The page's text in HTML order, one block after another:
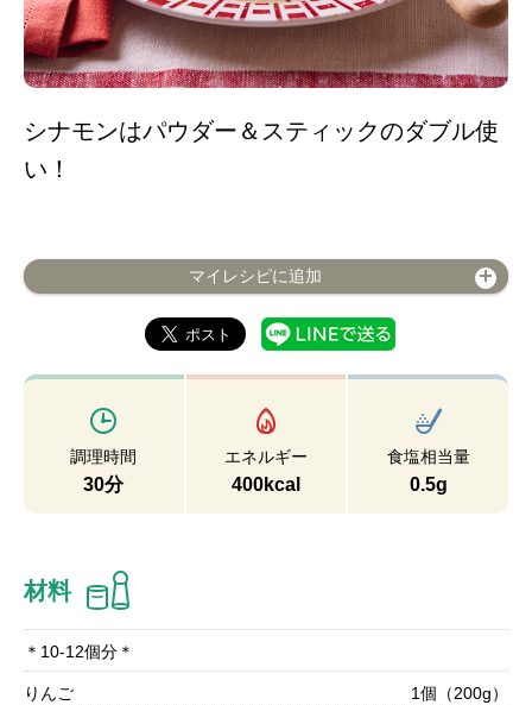
シナモンはパウダー＆スティックのダブル使
い！
マイレシピに追加
調理時間
30分
エネルギー
400kcal
食塩相当量
0.5g
材料
＊10-12個分＊
りんご 1個（200g）